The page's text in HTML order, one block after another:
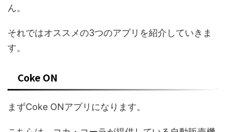
ん。
それではオススメの3つのアプリを紹介していきま
す。
Coke ON
まずCoke ONアプリになります。